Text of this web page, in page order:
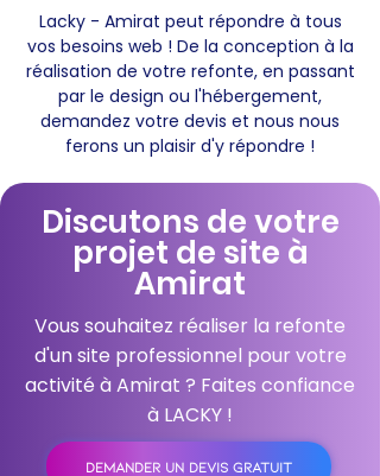
Lacky - Amirat peut répondre à tous
vos besoins web ! De la conception à la
réalisation de votre refonte, en passant
par le design ou l'hébergement,
demandez votre devis et nous nous
ferons un plaisir d'y répondre !
Discutons de votre
projet de site à
Amirat
Vous souhaitez réaliser la refonte
d'un site professionnel pour votre
activité à Amirat ? Faites confiance
à LACKY !
DEMANDER UN DEVIS GRATUIT